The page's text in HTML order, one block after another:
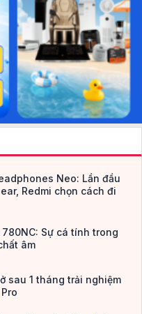
Neo: Lần đầu
Redmi chọn cách đi
Sự cá tính trong
âm
sau 1 tháng trải nghiệm